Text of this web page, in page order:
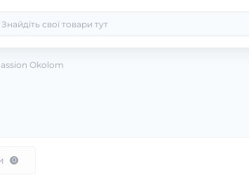
Okolom
0